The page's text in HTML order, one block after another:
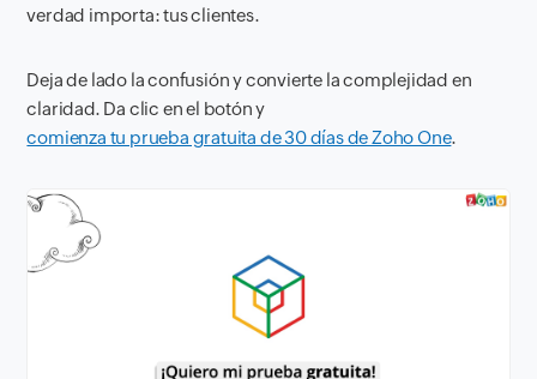
verdad importa: tus clientes.
Deja de lado la confusión y convierte la complejidad en
claridad. Da clic en el botón y
comienza tu prueba gratuita de 30 días de Zoho One.